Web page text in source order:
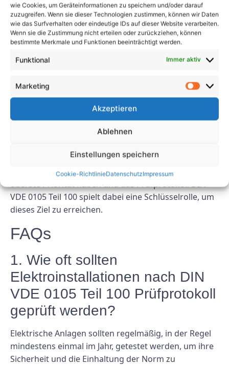
wie Cookies, um Geräteinformationen zu speichern und/oder darauf
zuzugreifen. Wenn sie dieser Technologien zustimmen, können wir Daten
wie das Surfverhalten oder eindeutige IDs auf dieser Website verarbeiten.
Wenn sie die Zustimmung nicht erteilen oder zurückziehen, können
bestimmte Merkmale und Funktionen beeinträchtigt werden.
Funktional Immer aktiv
Marketing
Akzeptieren
Ablehnen
Einstellungen speichern
Cookie-RichtlinieDatenschutzImpressum
Zusammenfassend lässt sich sagen, dass das
Prüfprotokoll DIN VDE 0105 Teil 100 eine
entscheidende Norm zur Gewährleistung der
Sicherheit elektrischer Anlagen ist. Durch die
Befolgung der in der Norm festgelegten Richtlinien
und Tests können Unternehmen die Sicherheit ihrer
elektrischen Systeme effektiv bewerten und das
Risiko von Unfällen und Verletzungen mindern. Die
Einhaltung des Prüfprotokolls DIN VDE 0105 Teil 100
trägt nicht nur dazu bei, Personen vor Schäden zu
gesetzlicher Vorschriften sicher und reduziert die
Haftung. Die elektrische Sicherheit sollte immer
oberste Priorität haben und das Prüfprotokoll DIN
VDE 0105 Teil 100 spielt dabei eine Schlüsselrolle, um
dieses Ziel zu erreichen.
FAQs
1. Wie oft sollten
Elektroinstallationen nach DIN
VDE 0105 Teil 100 Prüfprotokoll
geprüft werden?
Elektrische Anlagen sollten regelmäßig, in der Regel
mindestens einmal im Jahr, getestet werden, um ihre
Sicherheit und die Einhaltung der Norm zu